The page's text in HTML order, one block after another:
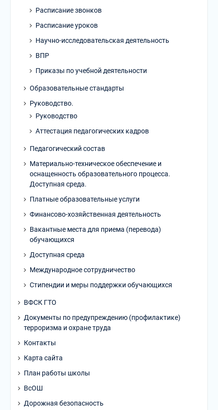
Расписание звонков
Расписание уроков
Научно-исследовательская деятельность
ВПР
Приказы по учебной деятельности
Образовательные стандарты
Руководство.
Руководство
Аттестация педагогических кадров
Педагогический состав
Материально-техническое обеспечение и
оснащенность образовательного процесса.
Доступная среда.
Платные образовательные услуги
Финансово-хозяйственная деятельность
Вакантные места для приема (перевода)
обучающихся
Доступная среда
Международное сотрудничество
Стипендии и меры поддержки обучающихся
ВФСК ГТО
Документы по предупреждению (профилактике)
терроризма и охране труда
Контакты
Карта сайта
План работы школы
ВсОШ
Дорожная безопасность